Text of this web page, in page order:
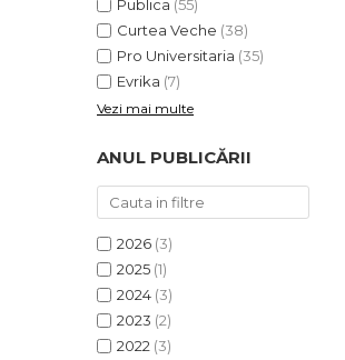
Publica (55)
Curtea Veche (38)
Pro Universitaria (35)
Evrika (7)
Vezi mai multe
ANUL PUBLICĂRII
2026 (3)
2025 (1)
2024 (3)
2023 (2)
2022 (3)